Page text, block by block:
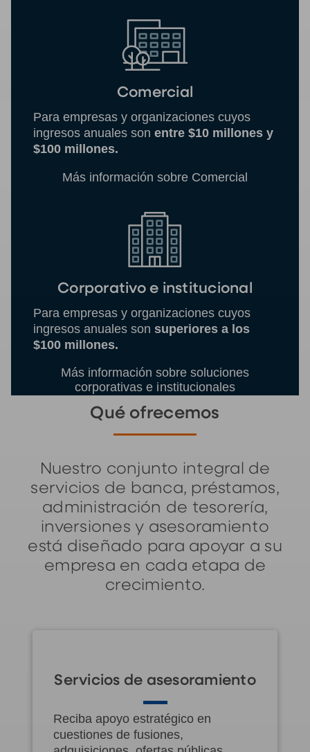
Comercial
Para empresas y organizaciones cuyos
ingresos anuales son entre $10 millones y
$100 millones.
Más información sobre Comercial
Corporativo e institucional
Para empresas y organizaciones cuyos
ingresos anuales son superiores a los
$100 millones.
Más información sobre soluciones
corporativas e institucionales
Qué ofrecemos
Nuestro conjunto integral de
servicios de banca, préstamos,
administración de tesorería,
inversiones y asesoramiento
está diseñado para apoyar a su
empresa en cada etapa de
crecimiento.
Servicios de asesoramiento
Reciba apoyo estratégico en
cuestiones de fusiones,